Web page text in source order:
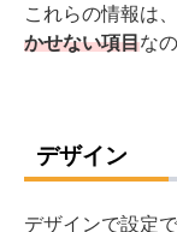
これらの情報は、
かせない項目な
デザイン
デザインで設定